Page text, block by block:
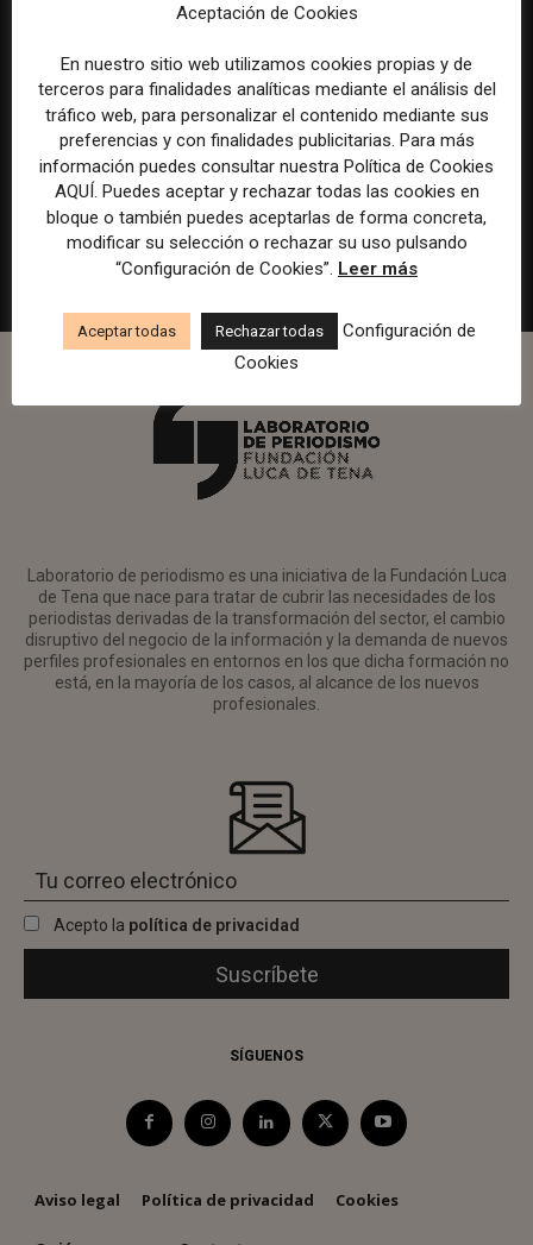
Creador/a de contenidos
Barcelona Gods Brand Indefinido Tiempo completo
Responsable de marcas y patrocinios
en Watif TV
Madrid Watif Presencial Tiempo completo
Laboratorio de periodismo es una iniciativa de la Fundación Luca
de Tena que nace para tratar de cubrir las necesidades de los
periodistas derivadas de la transformación del sector, el cambio
disruptivo del negocio de la información y la demanda de nuevos
perfiles profesionales en entornos en los que dicha formación no
está, en la mayoría de los casos, al alcance de los nuevos
profesionales.
Acepto la política de privacidad
SÍGUENOS
Aviso legal Política de privacidad Cookies
Aceptación de Cookies
En nuestro sitio web utilizamos cookies propias y de
terceros para finalidades analíticas mediante el análisis del
tráfico web, para personalizar el contenido mediante sus
preferencias y con finalidades publicitarias. Para más
información puedes consultar nuestra Política de Cookies
AQUÍ. Puedes aceptar y rechazar todas las cookies en
bloque o también puedes aceptarlas de forma concreta,
modificar su selección o rechazar su uso pulsando
“Configuración de Cookies”. Leer más
Aceptar todas Rechazar todas
Configuración de
Cookies